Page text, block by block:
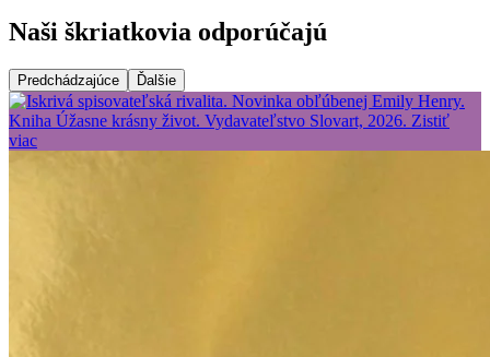
Naši škriatkovia odporúčajú
Predchádzajúce Ďalšie